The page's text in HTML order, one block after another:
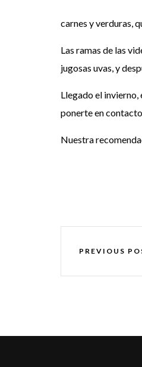
carnes y verduras,
Las ramas de las
jugosas uvas, y
Llegado el
ponerte en
Nuestra
PREVIOUS